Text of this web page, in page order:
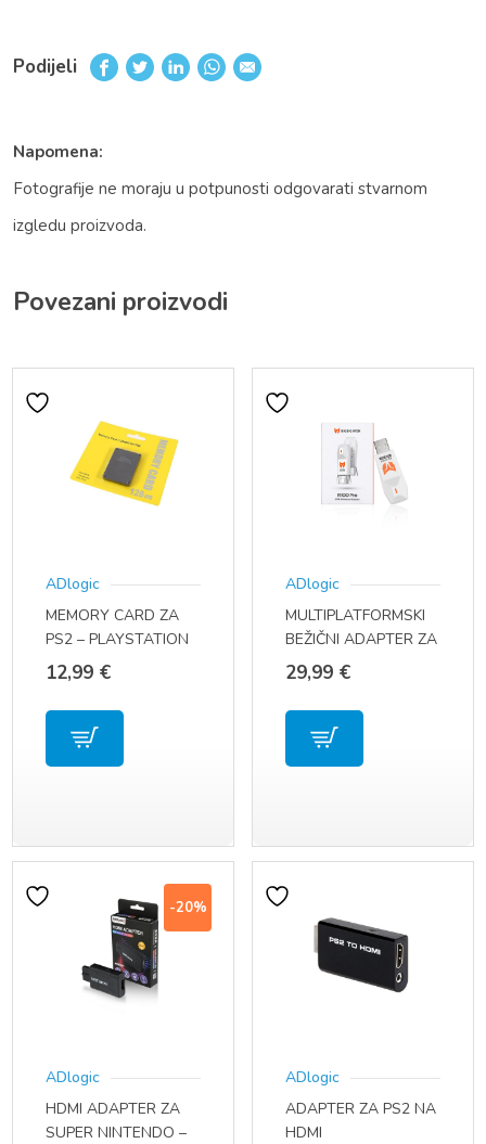
Podijeli
Napomena:
Fotografije ne moraju u potpunosti odgovarati stvarnom
izgledu proizvoda.
Povezani proizvodi
ADlogic
MEMORY CARD ZA
PS2 – PLAYSTATION
2 OD 128 MB
MEMORIJSKA
KARTICA
12,99 €
ADlogic
MULTIPLATFORMSKI
BEŽIČNI ADAPTER ZA
PS4 / PS5 / SWITCH /
WINDOWS
29,99 €
-20%
ADlogic
HDMI ADAPTER ZA
SUPER NINTENDO –
ADlogic
ADAPTER ZA PS2 NA
HDMI